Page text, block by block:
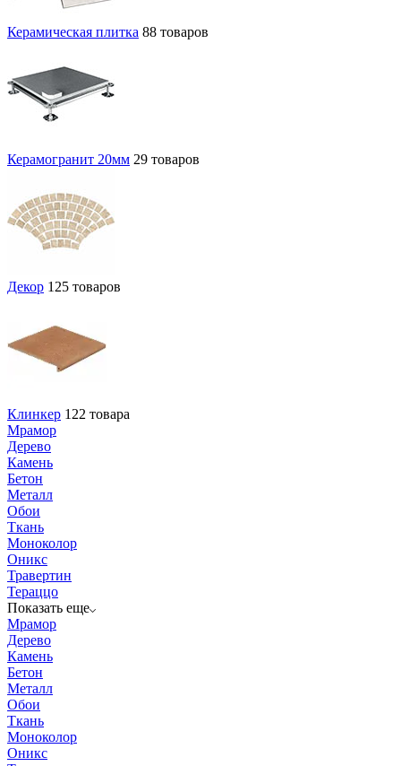
Керамическая плитка 88 товаров
Керамогранит 20мм 29 товаров
Декор 125 товаров
Клинкер 122 товара
Мрамор
Дерево
Камень
Бетон
Металл
Обои
Ткань
Моноколор
Оникс
Травертин
Тераццо
Показать еще
Мрамор
Дерево
Камень
Бетон
Металл
Обои
Ткань
Моноколор
Оникс